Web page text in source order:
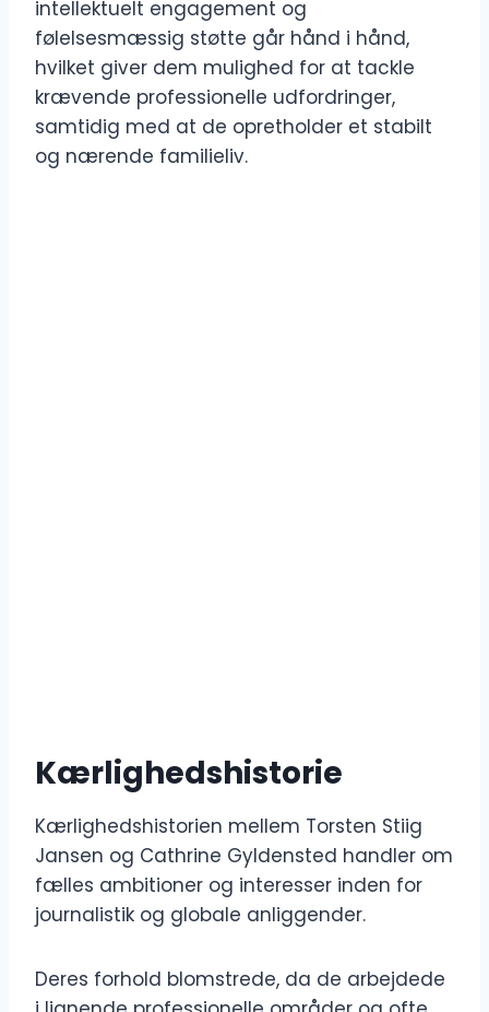
intellektuelt engagement og
følelsesmæssig støtte går hånd i hånd,
hvilket giver dem mulighed for at tackle
krævende professionelle udfordringer,
samtidig med at de opretholder et stabilt
og nærende familieliv.
Kærlighedshistorie
Kærlighedshistorien mellem Torsten Stiig
Jansen og Cathrine Gyldensted handler om
fælles ambitioner og interesser inden for
journalistik og globale anliggender.
Deres forhold blomstrede, da de arbejdede